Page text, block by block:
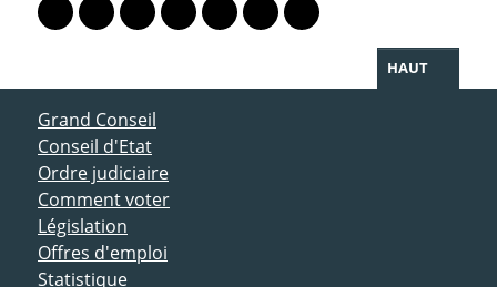
Lien vers le profil Mastodon
Lien vers le profil Bluesky
Lien vers le profil Instagram
Lien vers le profil Linkedin
Lien vers le profil Facebook
Lien vers le profil Twitter
Partager par WhatsApp
HAUT
ACCÈS DIRECT
Grand Conseil
Conseil d'Etat
Ordre judiciaire
Comment voter
Législation
Offres d'emploi
Statistique